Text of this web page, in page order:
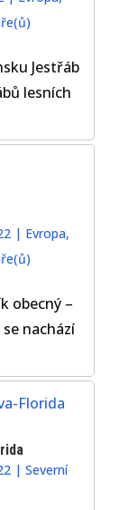
Jestřáb
lesních
| Evropa,
obecný –
nachází
|Severní